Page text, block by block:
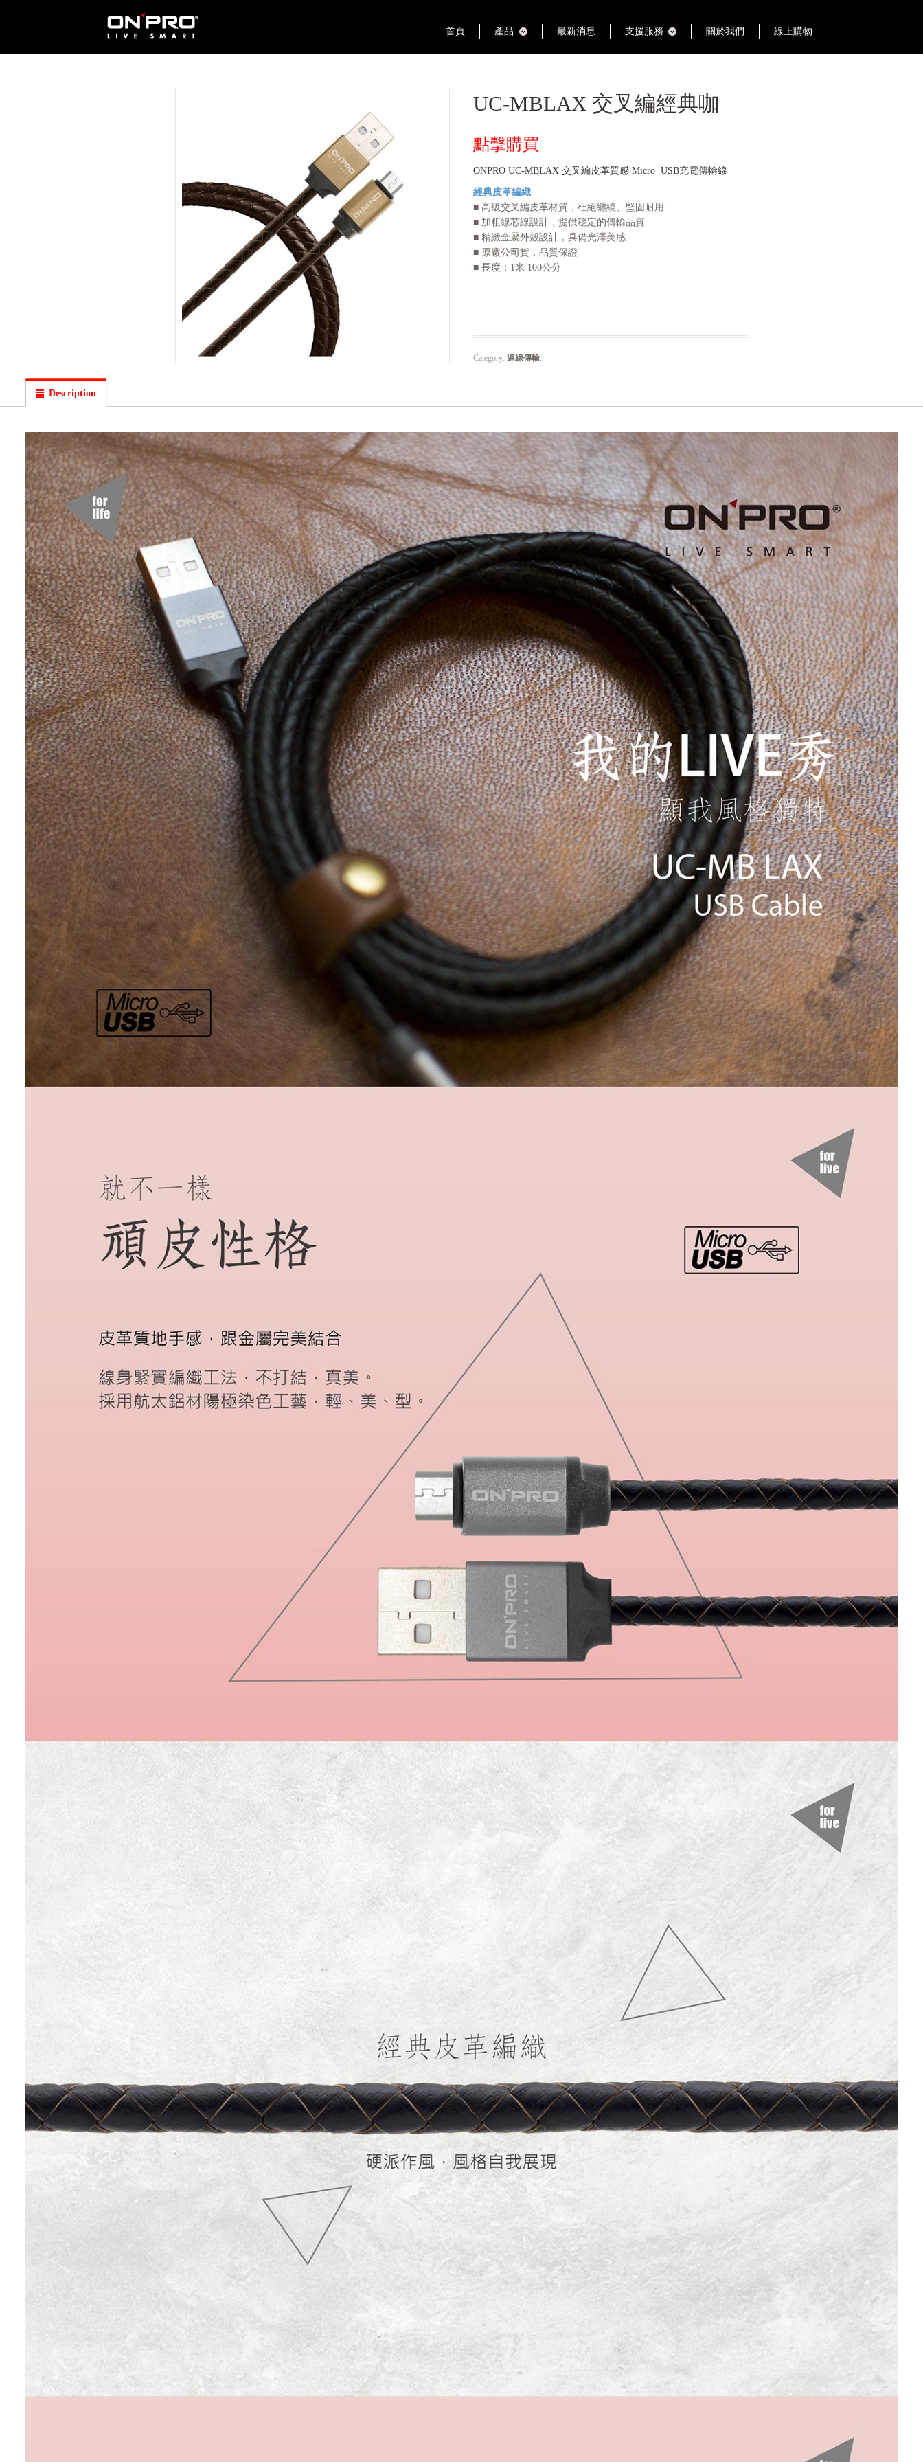
首頁 產品 最新消息 支援服務 關於我們 線上購物
UC-MBLAX 交叉編經典咖
點擊購買
ONPRO UC-MBLAX 交叉編皮革質感 Micro USB充電傳輸線
經典皮革編織
■ 高級交叉編皮革材質，杜絕纏繞、堅固耐用
■ 加粗線芯線設計，提供穩定的傳輸品質
■ 精緻金屬外殼設計，具備光澤美感
■ 原廠公司貨，品質保證
■ 長度：1米 100公分
Category: 連線傳輸
Description